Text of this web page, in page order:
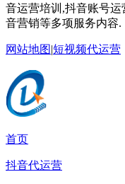
音运营培训,抖音账号
音营销等多项服务内容.
网站地图|短视频代运营
首页
抖音代运营